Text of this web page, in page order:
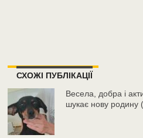
СХОЖІ ПУБЛІКАЦІЇ
Весела, добра і
шукає нову родину